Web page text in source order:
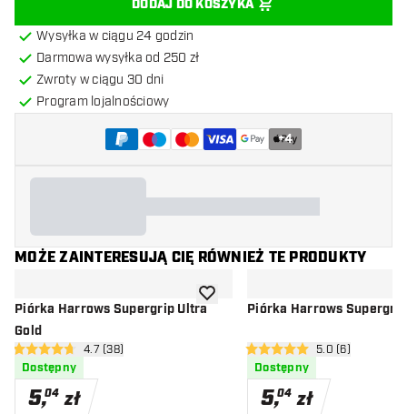
DODAJ DO KOSZYKA
Wysyłka w ciągu 24 godzin
Darmowa wysyłka od 250 zł
Zwroty w ciągu 30 dni
Program lojalnościowy
+4
MOŻE ZAINTERESUJĄ CIĘ RÓWNIEŻ TE PRODUKTY
Piórka Harrows Supergrip Ultra
Gold
otwórz panel recenzji
4.7 gwiazdki oceny
4.7 (38)
Dostępny
5,04 zł
dodaj do listy życzeń
Piórka Harrows
otwórz panel
5 gwiazdki oceny5.0 (6)
Dostępny
5,04 zł